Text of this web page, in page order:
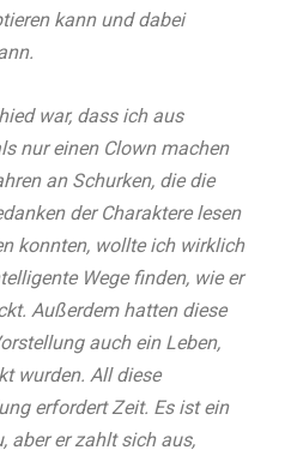
kann und dabei
war, dass ich aus
nur einen Clown machen
an Schurken, die die
der Charaktere lesen
konnten, wollte ich wirklich
Wege finden, wie er
Außerdem hatten diese
auch ein Leben,
wurden. All diese
erfordert Zeit. Es ist ein
aber er zahlt sich aus,